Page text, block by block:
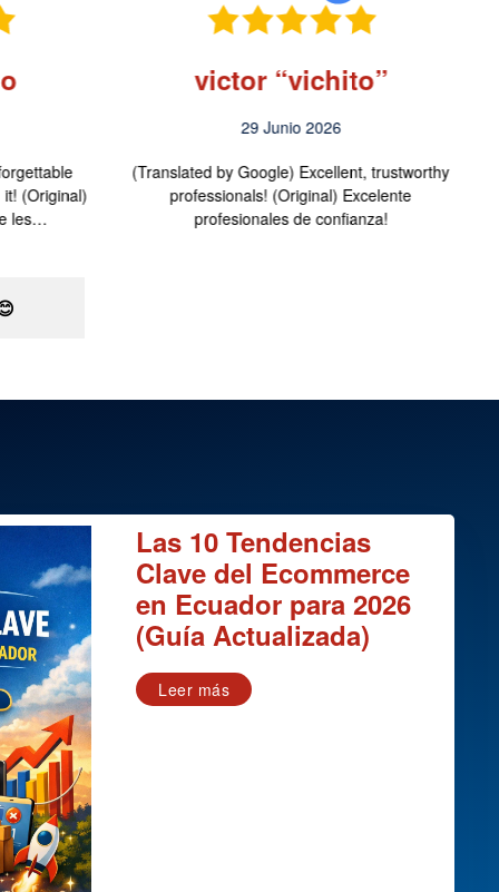
(Original)
les…
victor “vichito”
29 Junio 2026
(Translated by Google) Excellent, trustworthy
professionals! (Original) Excelente
profesionales de confianza!
Las 10 Tendencias
Clave del Ecommerce
en Ecuador para 2026
(Guía Actualizada)
Leer más